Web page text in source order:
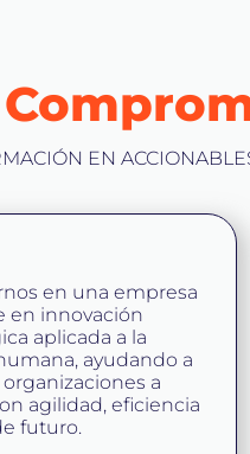
EN
en una empresa
en innovación
aplicada a la
ayudando a
a
agilidad, eficiencia
futuro.